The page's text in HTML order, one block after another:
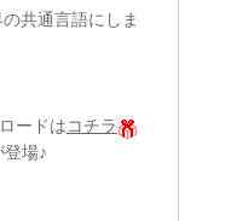
共通言語にしま
ードはコチラ
場♪